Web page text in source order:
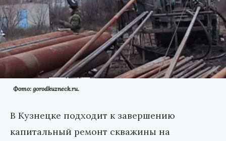
Фото: gorodkuzneck.ru.
В Кузнецке подходит к завершению
капитальный ремонт скважины на